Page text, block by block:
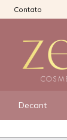
Contato
Decant